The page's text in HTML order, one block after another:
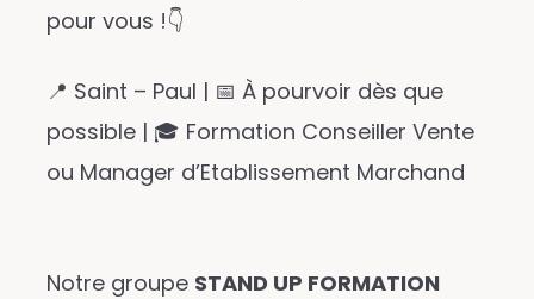
pour vous !👇
📍 Saint – Paul | 📅 À pourvoir dès que
possible | 🎓 Formation Conseiller Vente
ou Manager d’Etablissement Marchand
Notre groupe STAND UP FORMATION